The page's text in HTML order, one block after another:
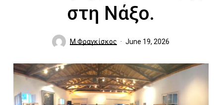
στη Νάξο.
Μ.Φραγκίσκος June 19, 2026